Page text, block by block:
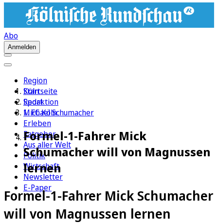
Abo
Anmelden
Region
Köln
Sport
1. FC Köln
Erleben
Ratgeber
Aus aller Welt
Politik
Wirtschaft
Newsletter
E-Paper
Startseite
Redaktion
Michael Schumacher
Formel-1-Fahrer Mick
Schumacher will von Magnussen
lernen
Formel-1-Fahrer Mick Schumacher
will von Magnussen lernen